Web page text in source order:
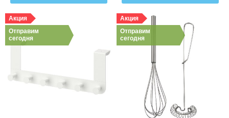
Акция
Отправим
сегодня
Акция
Отправим
сегодня